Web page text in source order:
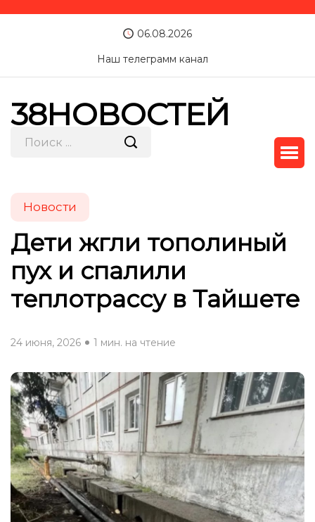
06.08.2026
Наш телеграмм канал
38НОВОСТЕЙ
Новости
Дети жгли тополиный
пух и спалили
теплотрассу в Тайшете
24 июня, 2026 1 мин. на чтение